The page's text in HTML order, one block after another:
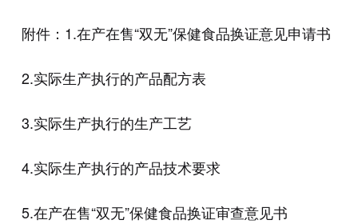
附件：1.在产在售“双无”保健食品换证意见申请书
2.实际生产执行的产品配方表
3.实际生产执行的生产工艺
4.实际生产执行的产品技术要求
5.在产在售“双无”保健食品换证审查意见书